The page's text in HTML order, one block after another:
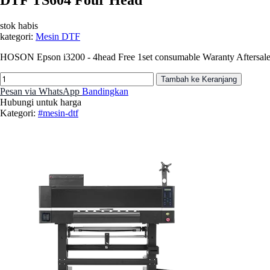
stok habis
kategori: Mesin DTF
HOSON Epson i3200 - 4head Free 1set consumable Waranty
Tambah ke Keranjang
Pesan via WhatsApp Bandingkan
Hubungi untuk harga
Kategori: #mesin-dtf